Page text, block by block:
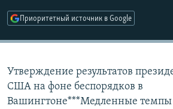
Приоритетный источник в Google
Утверждение результатов
США на фоне беспорядков в
Вашингтоне***Медленные темпы